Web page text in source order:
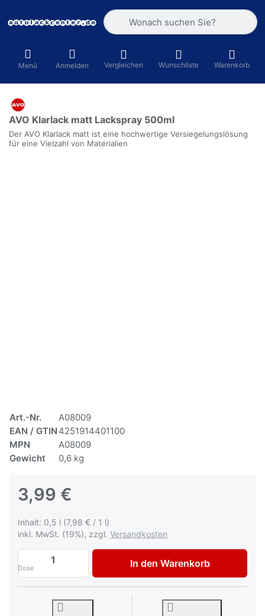
Geben Sie einen Suchbegriff ein.
Menü Anmelden Vergleichen Wunschliste Warenkorb
AVO Klarlack matt Lackspray 500ml
Der AVO Klarlack matt ist eine hochwertige Versiegelungslösung
für eine Vielzahl von Materialien
Art.-Nr.
A08009
EAN / GTIN 4251914401100
MPN
A08009
Gewicht
0,6 kg
3,99 €
Inhalt: 0,5 l (7,98 € / 1 l)
inkl. MwSt. (19%), zzgl. Versandkosten
Dose
AVO Klarlack matt Lackspray 500ml zu
In den Warenkorb